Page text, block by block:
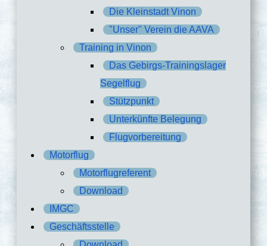
Die Kleinstadt Vinon
"Unser" Verein die AAVA
Training in Vinon
Das Gebirgs-Trainingslager
Segelflug
Stützpunkt
Unterkünfte Belegung
Flugvorbereitung
Motorflug
Motorflugreferent
Download
IMGC
Geschäftsstelle